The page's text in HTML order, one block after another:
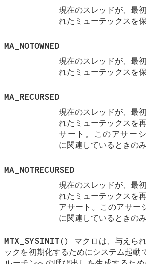
現在のスレッドが、最
れたミューテックスを
MA_NOTOWNED
現在のスレッドが、最
れたミューテックスを
MA_RECURSED
現在のスレッドが、最
れたミューテックスを
サート。このアサー
に関連しているときのみ
MA_NOTRECURSED
現在のスレッドが、最
れたミューテックスを
アサート。このアサー
に関連しているときのみ
MTX_SYSINIT() マクロは、与えら
ックを初期化するためにシステム起動